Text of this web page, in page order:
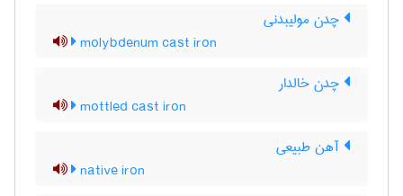
چدن مولیبدنی
molybdenum cast iron
چدن خالدار
mottled cast iron
آهن طبیعی
native iron